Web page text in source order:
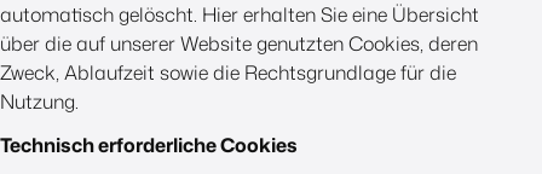
automatisch gelöscht. Hier erhalten Sie eine Übersicht
über die auf unserer Website genutzten Cookies, deren
Zweck, Ablaufzeit sowie die Rechtsgrundlage für die
Nutzung.
Technisch erforderliche Cookies